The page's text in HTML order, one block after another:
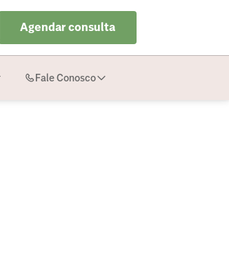
Agendar consulta
Fale Conosco